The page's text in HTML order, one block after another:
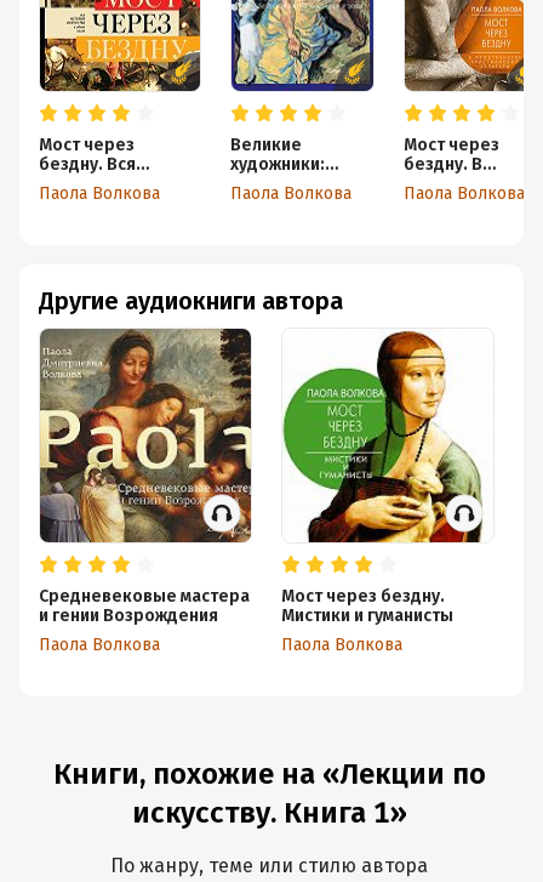
Мост через
бездну. Вся
история искусства
в одной книге
Паола Волкова
Великие
художники:
большая книга
мастеров и эпох
Паола Волкова
Мост через
бездну. В
пространстве
христианской
Паола Волкова
Другие аудиокниги автора
Средневековые мастера
и гении Возрождения
Паола Волкова
Мост через бездну.
Мистики и гуманисты
Паола Волкова
Книги, похожие на «Лекции по
искусству. Книга 1»
По жанру, теме или стилю автора